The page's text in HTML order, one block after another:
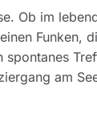
Ob im
Funken,
am